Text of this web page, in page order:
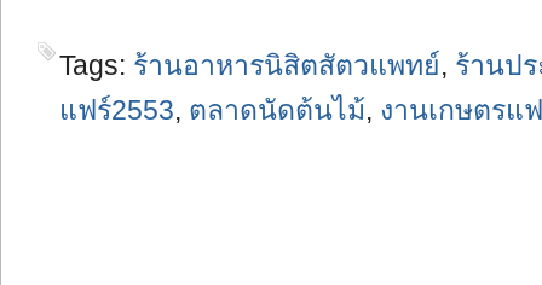
Tags: ร้านอาหารนิสิตสัตวแพทย์, ร้านป
แฟร์2553, ตลาดนัดต้นไม้, งานเกษตรแ